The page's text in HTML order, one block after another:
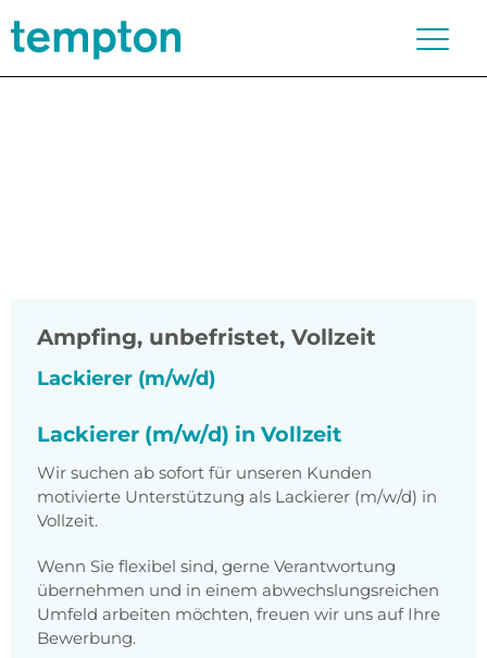
Ampfing, unbefristet, Vollzeit
Lackierer (m/w/d)
Lackierer (m/w/d) in Vollzeit
Wir suchen ab sofort für unseren Kunden
motivierte Unterstützung als Lackierer (m/w/d) in
Vollzeit.
Wenn Sie flexibel sind, gerne Verantwortung
übernehmen und in einem abwechslungsreichen
Umfeld arbeiten möchten, freuen wir uns auf Ihre
Bewerbung.